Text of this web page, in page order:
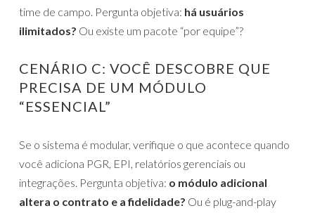
time de campo. Pergunta objetiva: há usuários
ilimitados? Ou existe um pacote “por equipe”?
CENÁRIO C: VOCÊ DESCOBRE QUE
PRECISA DE UM MÓDULO
“ESSENCIAL”
Se o sistema é modular, verifique o que acontece quando
você adiciona PGR, EPI, relatórios gerenciais ou
integrações. Pergunta objetiva: o módulo adicional
altera o contrato e a fidelidade? Ou é plug-and-play